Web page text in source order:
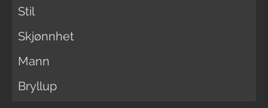
Stil
Skjønnhet
Mann
Bryllup